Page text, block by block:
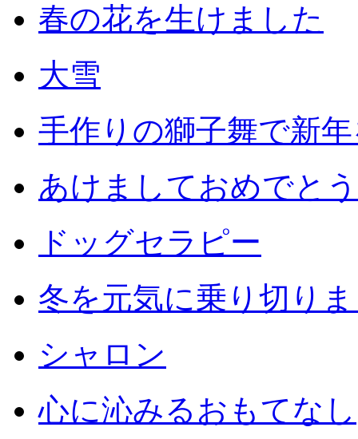
春の花を生けました
大雪
手作りの獅子舞で新
あけましておめでと
ドッグセラピー
冬を元気に乗り切り
シャロン
心に沁みるおもてなし